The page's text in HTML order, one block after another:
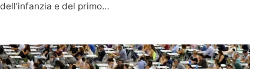
dell’infanzia e del primo…